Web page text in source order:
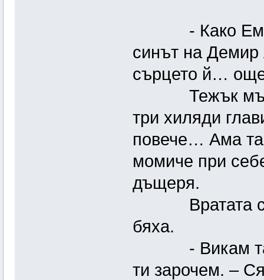
- Како
синът на
сърцето й…
Тежък мъж
три хиляди
повече… Ама
момиче при
дъщеря.
Вратата се
бяха.
- Викам та
ти зарочем. –